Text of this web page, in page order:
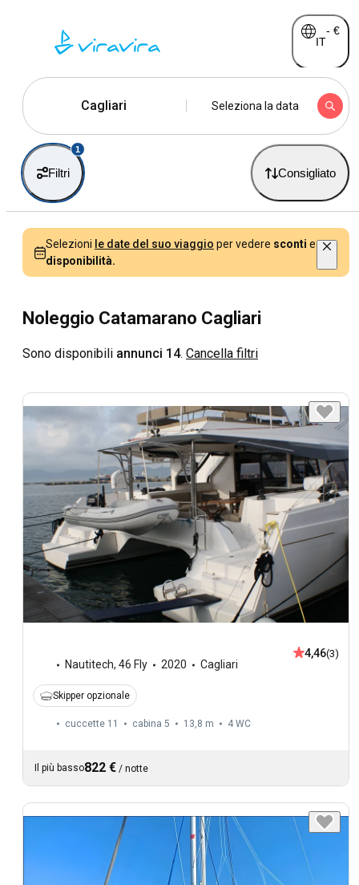
IT
- €
Cagliari Seleziona la data
Filtri
1
Consigliato
Selezioni le date del suo viaggio per vedere sconti e
disponibilità.
Noleggio Catamarano Cagliari
Sono disponibili annunci 14. Cancella filtri
Nautitech, 46 Fly 2020 Cagliari
4,46(3)
Skipper opzionale
cuccette 11 cabina 5 13,8 m 4 WC
Il più basso822 € / notte